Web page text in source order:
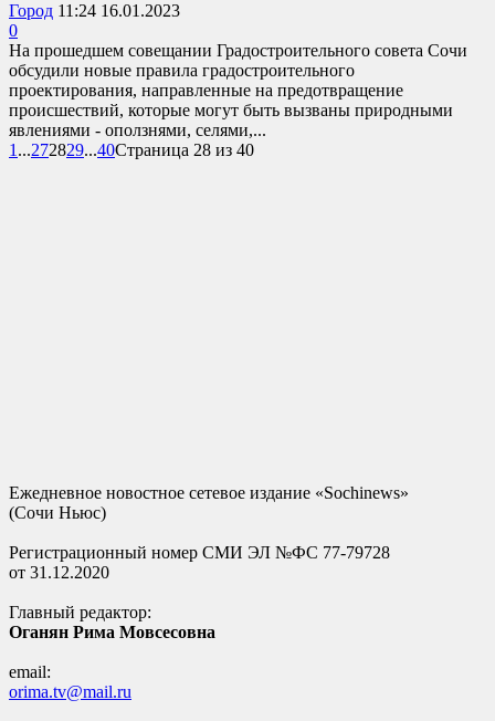
Город 11:24 16.01.2023
0
На прошедшем совещании Градостроительного совета Сочи
обсудили новые правила градостроительного
проектирования, направленные на предотвращение
происшествий, которые могут быть вызваны природными
явлениями - оползнями, селями,...
1 ...272829...40Страница 28 из 40
Ежедневное новостное сетевое издание «Sochinews»
(Сочи Ньюс)
Регистрационный номер СМИ ЭЛ №ФС 77-79728
от 31.12.2020
Главный редактор:
Оганян Рима Мовсесовна
email:
orima.tv@mail.ru